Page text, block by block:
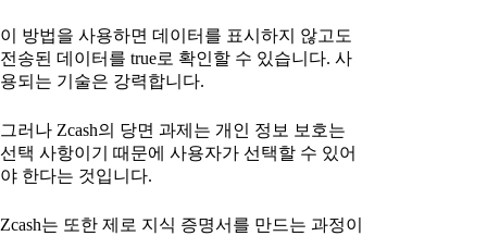
이 방법을 사용하면 데이터를 표시하지 않고도
전송된 데이터를 true로 확인할 수 있습니다. 사
용되는 기술은 강력합니다.
그러나 Zcash의 당면 과제는 개인 정보 보호는
선택 사항이기 때문에 사용자가 선택할 수 있어
야 한다는 것입니다.
Zcash는 또한 제로 지식 증명서를 만드는 과정이